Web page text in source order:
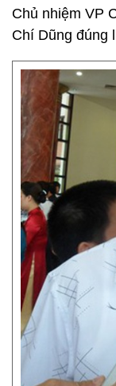
Chủ nhiệm VP
Chí Dũng đúng